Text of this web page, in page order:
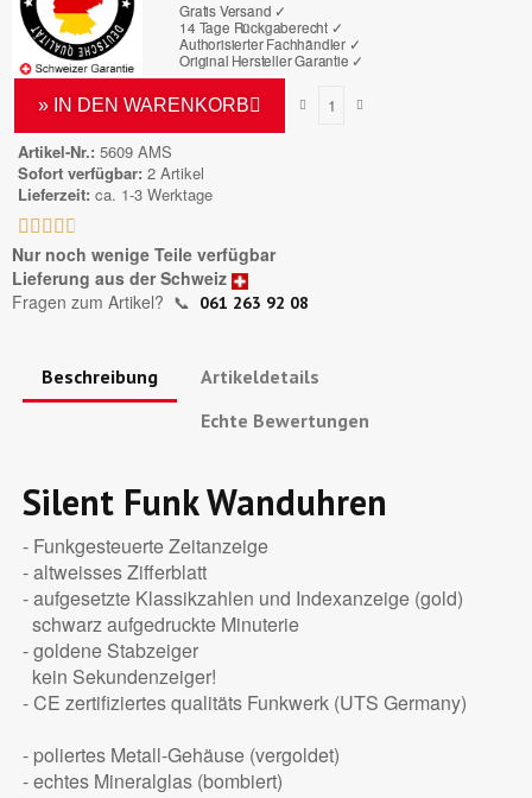
Gratis Versand ✓
14 Tage Rückgaberecht ✓
Authorisierter Fachhändler ✓
Original Hersteller Garantie ✓
» IN DEN WARENKORB
Artikel-Nr. 5609 AMS
Sofort verfügbar 2 Artikel
Lieferzeit ca. 1-3 Werktage
    
Nur noch wenige Teile verfügbar
Lieferung aus der Schweiz
Fragen zum Artikel? 📞 061 263 92 08
Beschreibung
Artikeldetails
Echte Bewertungen
Silent Funk Wanduhren
- Funkgesteuerte Zeitanzeige
- altweisses Zifferblatt
- aufgesetzte Klassikzahlen und Indexanzeige (gold)
schwarz aufgedruckte Minuterie
- goldene Stabzeiger
kein Sekundenzeiger!
- CE zertifiziertes qualitäts Funkwerk (UTS Germany)
- poliertes Metall-Gehäuse (vergoldet)
- echtes Mineralglas (bombiert)